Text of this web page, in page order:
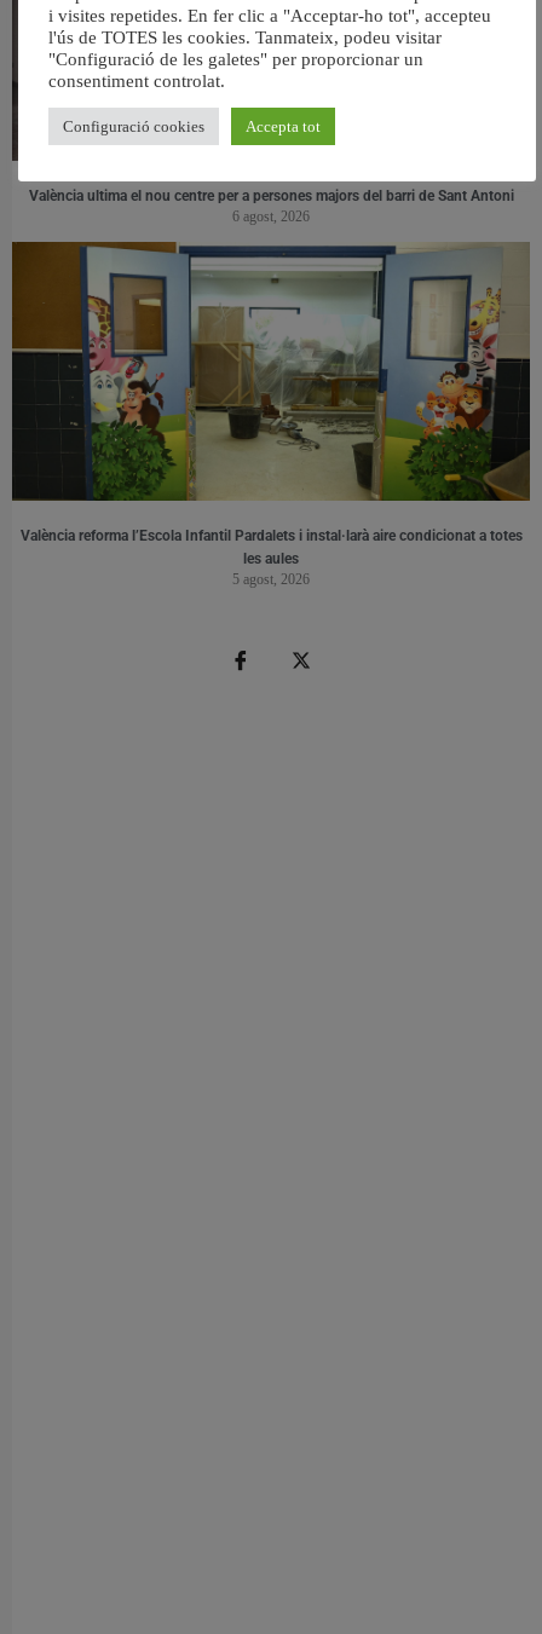
València ultima el nou centre per a persones majors del barri de Sant Antoni
6 agost, 2026
València reforma l’Escola Infantil Pardalets i instal·larà aire condicionat a totes
les aules
5 agost, 2026
i visites repetides. En fer clic a "Acceptar-ho tot", accepteu
l'ús de TOTES les cookies. Tanmateix, podeu visitar
"Configuració de les galetes" per proporcionar un
consentiment controlat.
Configuració cookies Accepta tot